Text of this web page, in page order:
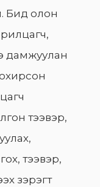
Бид олон
дамжуулан
тээвэр,
тээвэр,
зэрэгт